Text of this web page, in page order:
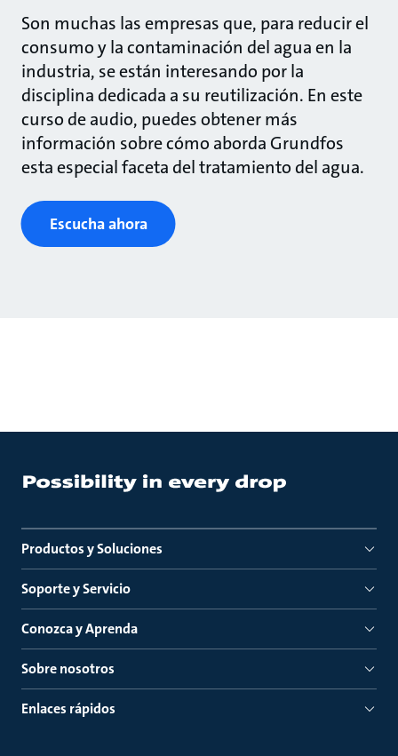
Son muchas las empresas que, para reducir el
consumo y la contaminación del agua en la
industria, se están interesando por la
disciplina dedicada a su reutilización. En este
curso de audio, puedes obtener más
información sobre cómo aborda Grundfos
esta especial faceta del tratamiento del agua.
Escucha ahora
Productos y Soluciones
Soporte y Servicio
Conozca y Aprenda
Sobre nosotros
Enlaces rápidos